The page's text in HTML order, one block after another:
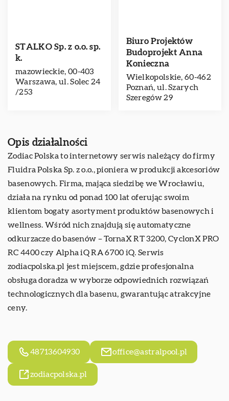
STALKO Sp. z o.o. sp.
k.
mazowieckie, 00-403
Warszawa, ul. Solec 24
/253
Biuro Projektów
Budoprojekt Anna
Konieczna
Wielkopolskie, 60-462
Poznań, ul. Szarych
Szeregów 29
Opis działalności
Zodiac Polska to internetowy serwis należący do firmy
Fluidra Polska Sp. z o.o., pioniera w produkcji akcesoriów
basenowych. Firma, mająca siedzibę we Wrocławiu,
działa na rynku od ponad 100 lat oferując swoim
klientom bogaty asortyment produktów basenowych i
wellness. Wśród nich znajdują się automatyczne
odkurzacze do basenów – TornaX RT 3200, CyclonX PRO
RC 4400 czy Alpha iQ RA 6700 iQ. Serwis
zodiacpolska.pl jest miejscem, gdzie profesjonalna
obsługa doradza w wyborze odpowiednich rozwiązań
technologicznych dla basenu, gwarantując atrakcyjne
ceny.
48713604930 office@astralpool.pl
zodiacpolska.pl